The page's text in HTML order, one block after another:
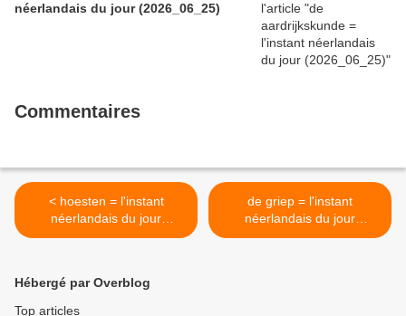
néerlandais du jour (2026_06_25)
Commentaires
< hoesten = l'instant
néerlandais du jour
(2024_11_26)
de griep = l'instant
néerlandais du jour
(2024_11_28) >
Hébergé par Overblog
Top articles